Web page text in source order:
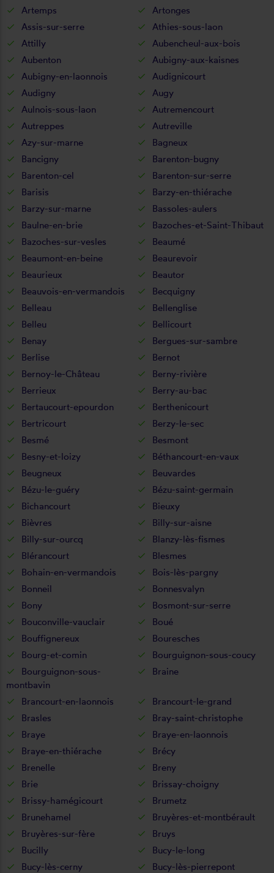
Artemps
Artonges
Assis-sur-serre
Athies-sous-laon
Attilly
Aubencheul-aux-bois
Aubenton
Aubigny-aux-kaisnes
Aubigny-en-laonnois
Audignicourt
Audigny
Augy
Aulnois-sous-laon
Autremencourt
Autreppes
Autreville
Azy-sur-marne
Bagneux
Bancigny
Barenton-bugny
Barenton-cel
Barenton-sur-serre
Barisis
Barzy-en-thiérache
Barzy-sur-marne
Bassoles-aulers
Baulne-en-brie
Bazoches-et-Saint-Thibaut
Bazoches-sur-vesles
Beaumé
Beaumont-en-beine
Beaurevoir
Beaurieux
Beautor
Beauvois-en-vermandois
Becquigny
Belleau
Bellenglise
Belleu
Bellicourt
Benay
Bergues-sur-sambre
Berlise
Bernot
Bernoy-le-Château
Berny-rivière
Berrieux
Berry-au-bac
Bertaucourt-epourdon
Berthenicourt
Bertricourt
Berzy-le-sec
Besmé
Besmont
Besny-et-loizy
Béthancourt-en-vaux
Beugneux
Beuvardes
Bézu-le-guéry
Bézu-saint-germain
Bichancourt
Bieuxy
Bièvres
Billy-sur-aisne
Billy-sur-ourcq
Blanzy-lès-fismes
Blérancourt
Blesmes
Bohain-en-vermandois
Bois-lès-pargny
Bonneil
Bonnesvalyn
Bony
Bosmont-sur-serre
Bouconville-vauclair
Boué
Bouffignereux
Bouresches
Bourg-et-comin
Bourguignon-sous-coucy
Bourguignon-sous-
montbavin
Braine
Brancourt-en-laonnois
Brancourt-le-grand
Brasles
Bray-saint-christophe
Braye
Braye-en-laonnois
Braye-en-thiérache
Brécy
Brenelle
Breny
Brie
Brissay-choigny
Brissy-hamégicourt
Brumetz
Brunehamel
Bruyères-et-montbérault
Bruyères-sur-fère
Bruys
Bucilly
Bucy-le-long
Bucy-lès-cerny
Bucy-lès-pierrepont